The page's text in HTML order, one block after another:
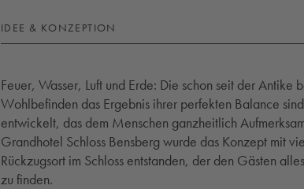
IDEE & KONZEPTION
Feuer, Wasser, Luft und Erde: Die schon seit der
Wohlbefinden das Ergebnis ihrer perfekten Balance
entwickelt, das dem Menschen ganzheitlich
Grandhotel Schloss Bensberg wurde das Konzept mit
Rückzugsort im Schloss entstanden, der den Gästen
zu finden.